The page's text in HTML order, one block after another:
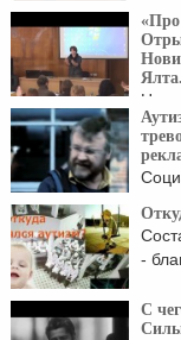
Ялта.
методики,
-
С